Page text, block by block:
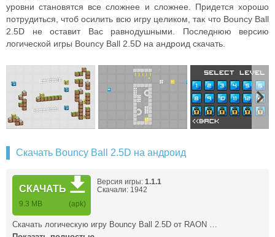
уровни становятся все сложнее и сложнее. Придется хорошо
потрудиться, чтоб осилить всю игру целиком, так что Bouncy Ball
2.5D не оставит Вас равнодушными. Последнюю версию
логической игры Bouncy Ball 2.5D на андроид скачать.
Скачать Bouncy Ball 2.5D на андроид
СКАЧАТЬ
9.3 MB (apk)
Версия игры: 1.1.1
Скачали: 1942
Скачать логическую игру Bouncy Ball 2.5D от RAON …